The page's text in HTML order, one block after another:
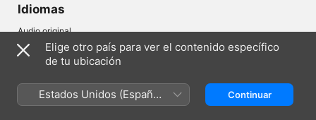
Idiomas
Audio original
Inglés
El Salvador (Español) English (UK)
Elige otro país para ver el contenido específico
de tu ubicación
Estados Unidos (Español
México)
Continuar